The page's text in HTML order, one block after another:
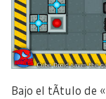
Bajo el tÃ­tulo de «